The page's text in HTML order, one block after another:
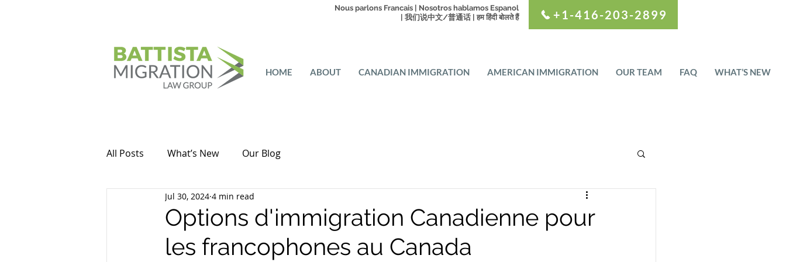
Nous parlons Francais | Nosotros hablamos Espanol
| 我们说中文/普通话 | हम हिंदी बोलते हैं
+1-416-203-2899
HOME ABOUT CANADIAN IMMIGRATION AMERICAN IMMIGRATION OUR TEAM FAQ WHAT’S NEW
All Posts What’s New Our Blog
Options d'immigration Canadienne pour
les francophones au Canada
Jul 30, 2024 4 min read